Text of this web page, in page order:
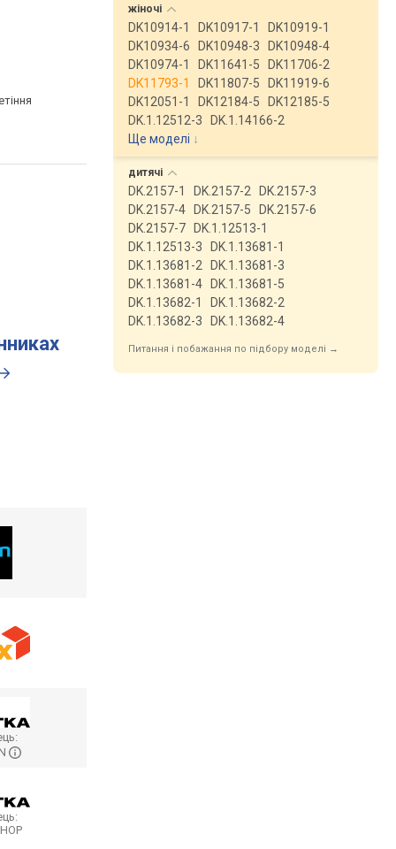
жіночі
DK10914-1 DK10917-1
DK10919-1
DK10934-6
DK10948-3
DK10948-4
DK10974-1
DK11641-5
DK11706-2
DK11793-1
DK11807-5
DK11919-6
DK12051-1
DK12184-5
DK12185-5
DK.1.12512-3
DK.1.14166-2
Ще моделі ↓
дитячі
DK.2157-1 DK.2157-2
DK.2157-3
DK.2157-4
DK.2157-5
DK.2157-6
DK.2157-7
DK.1.12513-1
DK.1.12513-3
DK.1.13681-1
DK.1.13681-2
DK.1.13681-3
DK.1.13681-4
DK.1.13681-5
DK.1.13682-1
DK.1.13682-2
DK.1.13682-3
DK.1.13682-4
Питання і побажання по підбору моделі →